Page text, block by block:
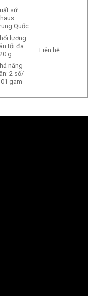
sứ:
–
Quốc
lượng
tối đa:
g
năng
2 số/
gam
Liên hệ